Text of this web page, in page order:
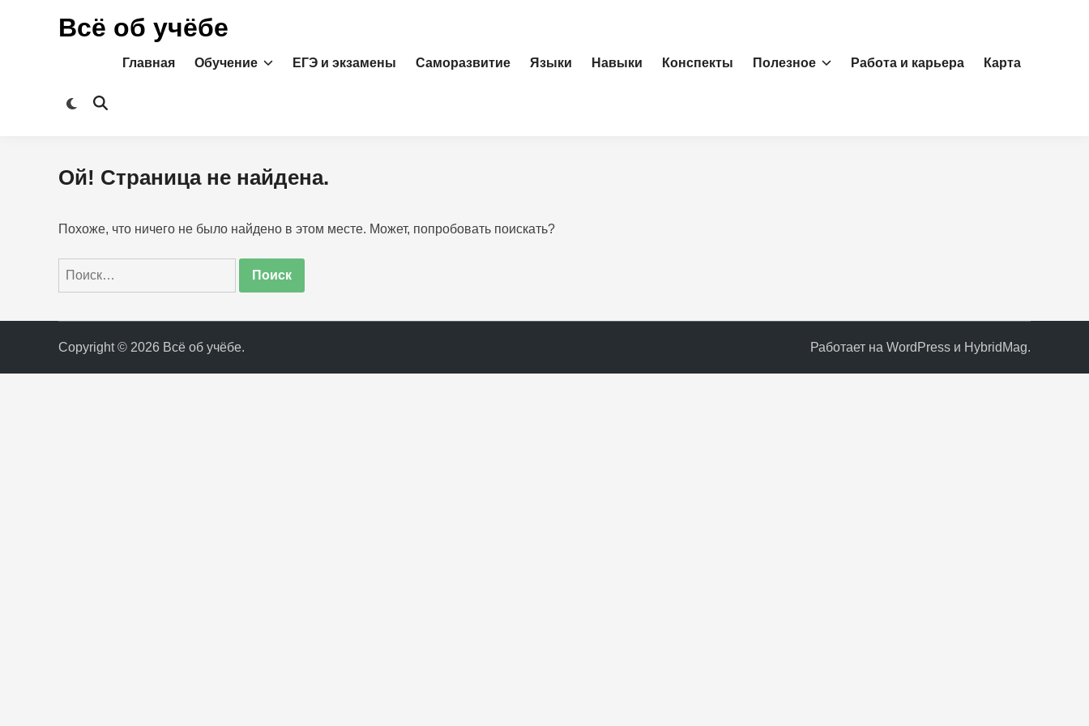
Всё об учёбе
Главная Обучение ЕГЭ и экзамены Саморазвитие Языки Навыки Конспекты Полезное Работа и карьера Карта
Переключить
Открыть
Ой! Страница не найдена.
Похоже, что ничего не было найдено в этом месте. Может, попробовать поискать?
Найти:
Copyright © 2026 Всё об учёбе. Работает на WordPress и HybridMag.